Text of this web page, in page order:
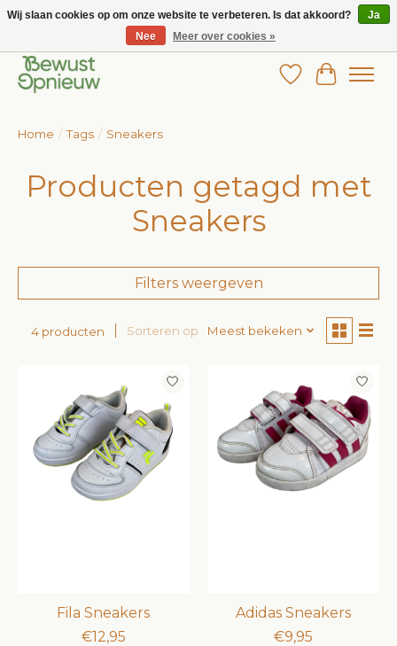
Wij bieden het grootste aanbod in betaalbare kinderkleding!
Verlanglijst
Home / Tags / Sneakers
Producten getagd met
Sneakers
Filters weergeven
4 producten Sorteren op Meest bekeken
Fila Sneakers
€12,95
Adidas Sneakers
€9,95
Wij slaan cookies op om onze website te verbeteren. Is dat akkoord?
Ja
Nee
Meer over cookies »